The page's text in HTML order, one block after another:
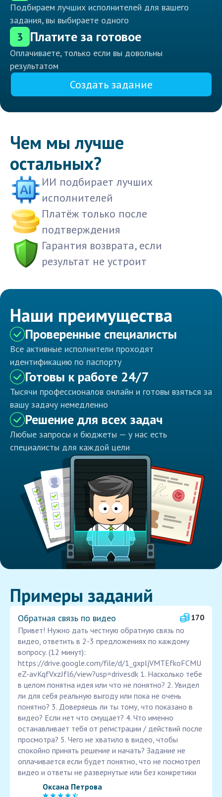
Подбираем лучших исполнителей для вашего
задания, вы выбираете одного
3 Платите за готовое
Оплачиваете, только если вы довольны
результатом
Создать задание
Чем мы лучше
остальных?
ИИ подбирает лучших
исполнителей
Платёж только после
подтверждения
Гарантия возврата, если
результат не устроит
Наши преимущества
Проверенные специалисты
Все активные исполнители проходят
идентификацию по паспорту
Готовы к работе 24/7
Тысячи профессионалов онлайн и готовы взяться за
вашу задачу немедленно
Решение для всех задач
Любые запросы и бюджеты — у нас есть
специалисты для каждой цели
Примеры заданий
Обратная связь по видео
170
Привет! Нужно дать честную обратную связь по
видео, ответить в 2-3 предложениях по каждому
вопросу. (12 минут):
https://drive.google.com/file/d/1_gxpljVMTEfkoFCMU
eZ-avKqfVxzJfl6/view?usp=drivesdk 1. Насколько тебе
в целом понятна идея или что не понятно? 2. Увидел
ли для себя реальную выгоду или пока не очень
понятно? 3. Доверяешь ли ты тому, что показано в
видео? Если нет что смущает? 4. Что именно
останавливает тебя от регистрации / действий после
просмотра? 5. Чего не хватило в видео, чтобы
спокойно принять решение и начать? Задание не
оплачивается если будет понятно, что не посмотрел
видео и ответы не развернутые или без конкретики
Оксана Петрова